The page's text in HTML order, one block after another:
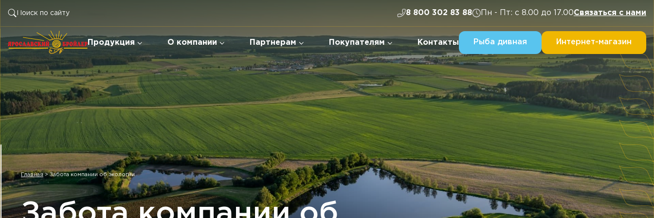
8 800 302 83 88 Пн - Пт: с 8.00 до 17.00Связаться с нами
Продукция О компании Партнерам Покупателям Контакты Рыба дивная Интернет-магазин
Главная>Забота компании об экологии